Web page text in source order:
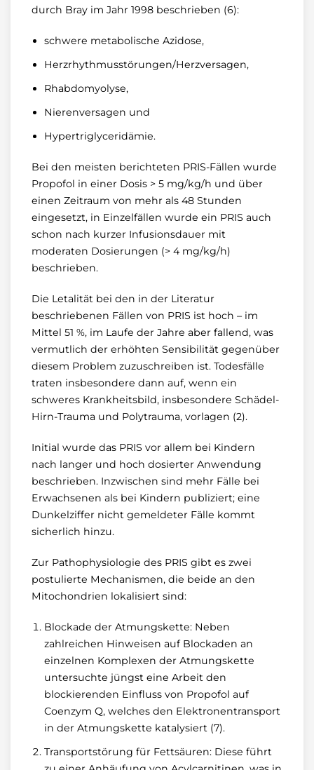
durch Bray im Jahr 1998 beschrieben (6):
schwere metabolische Azidose,
Herzrhythmusstörungen/Herzversagen,
Rhabdomyolyse,
Nierenversagen und
Hypertriglyceridämie.
Bei den meisten berichteten PRIS-Fällen wurde
Propofol in einer Dosis > 5 mg/kg/h und über
einen Zeitraum von mehr als 48 Stunden
eingesetzt, in Einzelfällen wurde ein PRIS auch
schon nach kurzer Infusionsdauer mit
moderaten Dosierungen (> 4 mg/kg/h)
beschrieben.
Die Letalität bei den in der Literatur
beschriebenen Fällen von PRIS ist hoch – im
Mittel 51 %, im Laufe der Jahre aber fallend, was
vermutlich der erhöhten Sensibilität gegenüber
diesem Problem zuzuschreiben ist. Todesfälle
traten insbesondere dann auf, wenn ein
schweres Krankheitsbild, insbesondere Schädel-
Hirn-Trauma und Polytrauma, vorlagen (2).
Initial wurde das PRIS vor allem bei Kindern
nach langer und hoch dosierter Anwendung
beschrieben. Inzwischen sind mehr Fälle bei
Erwachsenen als bei Kindern publiziert; eine
Dunkelziffer nicht gemeldeter Fälle kommt
sicherlich hinzu.
Zur Pathophysiologie des PRIS gibt es zwei
postulierte Mechanismen, die beide an den
Mitochondrien lokalisiert sind:
Blockade der Atmungskette: Neben
zahlreichen Hinweisen auf Blockaden an
einzelnen Komplexen der Atmungskette
untersuchte jüngst eine Arbeit den
blockierenden Einfluss von Propofol auf
Coenzym Q, welches den Elektronentransport
in der Atmungskette katalysiert (7).
Transportstörung für Fettsäuren: Diese führt